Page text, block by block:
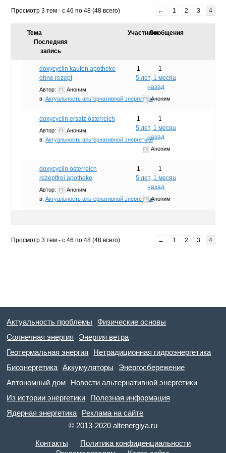
Просмотр 3 тем - с 46 по 48 (48 всего) ← 1 2 3 4
Тема УчастникиСообщения
Последняя
запись
doxycyclin kaufen apotheke
ohne rezept
Автор:
Аноним
в: Актуальность альтернативной энергетики
1
1
5 лет, 1 месяц
назад
Аноним
doxycyclin ersatz österreich
Автор:
Аноним
в: Актуальность альтернативной энергетики
1
1
5 лет, 1 месяц
назад
Аноним
doxycyclin österreich
rezeptfrei apotheke
Автор:
Аноним
в: Актуальность альтернативной энергетики
1
1
5 лет, 1 месяц
назад
Аноним
Просмотр 3 тем - с 46 по 48 (48 всего) ← 1 2 3 4
Актуальность проблемы
Физические основы
Солнечная энергия
Энергия ветра
Геотермальная энергия
Нетрадиционная гидроэнергетика
Биоэнергетика
Аккумуляторы
Энергосбережение
Автономный дом
Новости альтернативной энергетики
Из истории энергетики
Полезная информация
Ядерная энергетика
Реклама на сайте
© 2013-2020 altenergiya.ru
Контакты
Политика конфиденциальности